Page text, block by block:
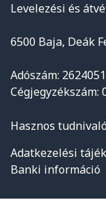
Levelezési és
6500 Baja, Deák
Adószám:
Cégjegyzékszám:
Hasznos
Adatkezelési
Banki információ